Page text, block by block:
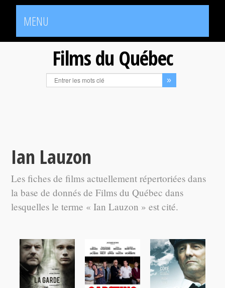
MENU
Films du Québec
Ian Lauzon
Les fiches de films actuellement répertoriées dans
la base de donnés de Films du Québec dans
lesquelles le terme « Ian Lauzon » est cité.